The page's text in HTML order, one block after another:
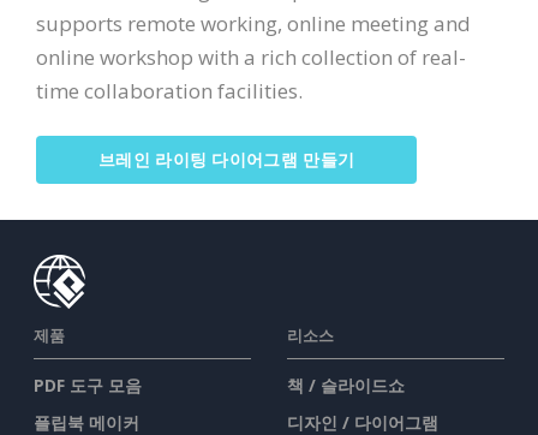
supports remote working, online meeting and
online workshop with a rich collection of real-
time collaboration facilities.
브레인 라이팅 다이어그램 만들기
제품
PDF 도구 모음
플립북 메이커
리소스
책 / 슬라이드쇼
디자인 / 다이어그램